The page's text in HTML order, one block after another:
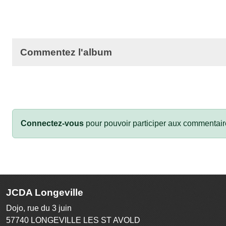
Commentez l'album
Connectez-vous pour pouvoir participer aux
JCDA Longeville
Dojo, rue du 3 juin
57740 LONGEVILLE LES ST AVOLD